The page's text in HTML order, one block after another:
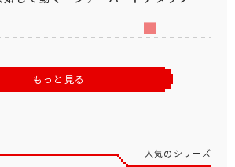
もっと見る
人気のシリーズ